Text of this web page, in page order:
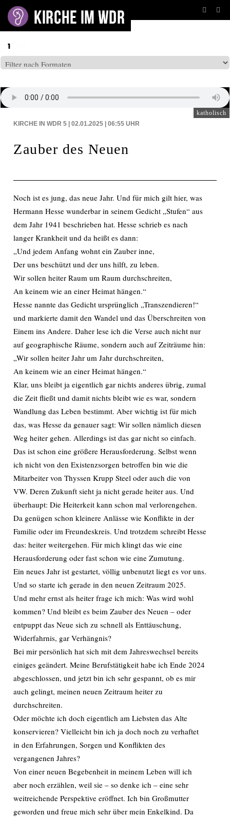
katholisch
KIRCHE IN WDR 5 | 02.01.2025 | 06:55 UHR
Zauber des Neuen
Noch ist es jung, das neue Jahr. Und für mich gilt hier, was
Hermann Hesse wunderbar in seinem Gedicht „Stufen“ aus
dem Jahr 1941 beschrieben hat. Hesse schrieb es nach
langer Krankheit und da heißt es dann:
„Und jedem Anfang wohnt ein Zauber inne,
Der uns beschützt und der uns hilft, zu leben.
Wir sollen heiter Raum um Raum durchschreiten,
An keinem wie an einer Heimat hängen.“
Hesse nannte das Gedicht ursprünglich „Transzendieren!“
und markierte damit den Wandel und das Überschreiten von
Einem ins Andere. Daher lese ich die Verse auch nicht nur
auf geographische Räume, sondern auch auf Zeiträume hin:
„Wir sollen heiter Jahr um Jahr durchschreiten,
An keinem wie an einer Heimat hängen.“
Klar, uns bleibt ja eigentlich gar nichts anderes übrig, zumal
die Zeit fließt und damit nichts bleibt wie es war, sondern
Wandlung das Leben bestimmt. Aber wichtig ist für mich
das, was Hesse da genauer sagt: Wir sollen nämlich diesen
Weg heiter gehen. Allerdings ist das gar nicht so einfach.
Das ist schon eine größere Herausforderung. Selbst wenn
ich nicht von den Existenzsorgen betroffen bin wie die
Mitarbeiter von Thyssen Krupp Steel oder auch die von
VW. Deren Zukunft sieht ja nicht gerade heiter aus. Und
überhaupt: Die Heiterkeit kann schon mal verlorengehen.
Da genügen schon kleinere Anlässe wie Konflikte in der
Familie oder im Freundeskreis. Und trotzdem schreibt Hesse
das: heiter weitergehen. Für mich klingt das wie eine
Herausforderung oder fast schon wie eine Zumutung.
Ein neues Jahr ist gestartet, völlig unbenutzt liegt es vor uns.
Und so starte ich gerade in den neuen Zeitraum 2025.
Und mehr ernst als heiter frage ich mich: Was wird wohl
kommen? Und bleibt es beim Zauber des Neuen – oder
entpuppt das Neue sich zu schnell als Enttäuschung,
Widerfahrnis, gar Verhängnis?
Bei mir persönlich hat sich mit dem Jahreswechsel bereits
einiges geändert. Meine Berufstätigkeit habe ich Ende 2024
abgeschlossen, und jetzt bin ich sehr gespannt, ob es mir
auch gelingt, meinen neuen Zeitraum heiter zu
durchschreiten.
Oder möchte ich doch eigentlich am Liebsten das Alte
konservieren? Vielleicht bin ich ja doch noch zu verhaftet
in den Erfahrungen, Sorgen und Konflikten des
vergangenen Jahres?
Von einer neuen Begebenheit in meinem Leben will ich
aber noch erzählen, weil sie – so denke ich – eine sehr
weitreichende Perspektive eröffnet. Ich bin Großmutter
geworden und freue mich sehr über mein Enkelkind. Da